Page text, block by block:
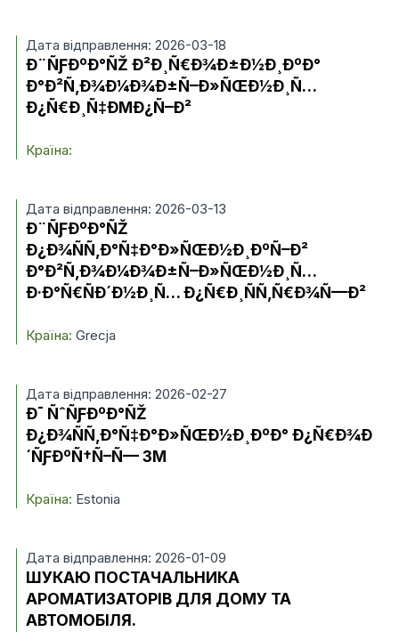
Дата відправлення: 2026-03-18
Ð¨ÑƑÐºÐ°ÑŽ Ð²Ð¸Ñ€Ð¾Ð±Ð½Ð¸ÐºÐ°
Ð°Ð²Ñ‚Ð¾Ð¼Ð¾Ð±Ñ–Ð»ÑŒÐ½Ð¸Ñ…
Ð¿Ñ€Ð¸Ñ‡ÐΜÐ¿Ñ–Ð²
Країна:
Дата відправлення: 2026-03-13
Ð¨ÑƑÐºÐ°ÑŽ
Ð¿Ð¾ÑÑ‚Ð°Ñ‡Ð°Ð»ÑŒÐ½Ð¸ÐºÑ–Ð²
Ð°Ð²Ñ‚Ð¾Ð¼Ð¾Ð±Ñ–Ð»ÑŒÐ½Ð¸Ñ…
Ð·Ð°Ñ€ÑÐ´Ð½Ð¸Ñ… Ð¿Ñ€Ð¸ÑÑ‚Ñ€Ð¾Ñ—Ð²
Країна: Grecja
Дата відправлення: 2026-02-27
Ð¯ ÑˆÑƑÐºÐ°ÑŽ
Ð¿Ð¾ÑÑ‚Ð°Ñ‡Ð°Ð»ÑŒÐ½Ð¸ÐºÐ° Ð¿Ñ€Ð¾Ð
´ÑƑÐºÑ†Ñ–Ñ— 3M
Країна: Estonia
Дата відправлення: 2026-01-09
ШУКАЮ ПОСТАЧАЛЬНИКА
АРОМАТИЗАТОРІВ ДЛЯ ДОМУ ТА
АВТОМОБІЛЯ.